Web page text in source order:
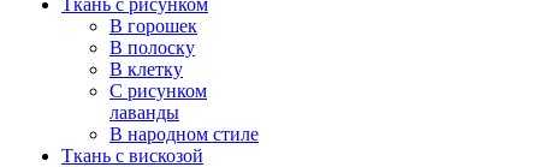
Ткань с рисунком
В горошек
В полоску
В клетку
С рисунком
лаванды
В народном стиле
Ткань с вискозой